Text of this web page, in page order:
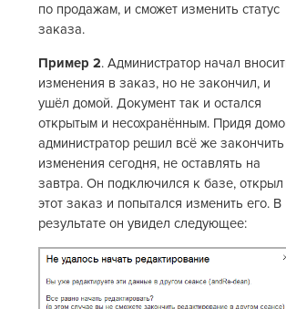
по продажам, и сможет изменить статус
заказа.
Пример 2. Администратор начал
изменения в заказ, но не закончил, и
ушёл домой. Документ так и остался
открытым и несохранённым. Придя
администратор решил всё же закончить
изменения сегодня, не оставлять на
завтра. Он подключился к базе, открыл
этот заказ и попытался изменить его. В
результате он увидел следующее: